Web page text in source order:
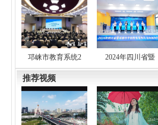
邛崃市教育系统2 2024年四川省暨
推荐视频